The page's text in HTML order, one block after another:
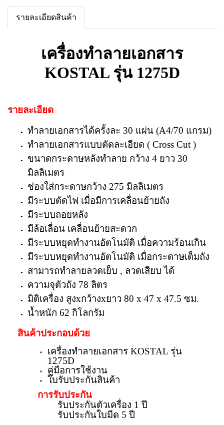
รายละเอียดสินค้า
เครื่องทำลายเอกสาร
KOSTAL รุ่น 1275D
รายละเอียด
ทำลายเอกสารได้ครั้งละ 30 แผ่น (A4/70 แกรม)
ทำลายเอกสารแบบตัดละเอียด ( Cross Cut )
ขนาดกระดาษหลังทำลาย กว้าง 4 ยาว 30
มิลลิเมตร
ช่องใส่กระดาษกว้าง 275 มิลลิเมตร
มีระบบตัดไฟ เมื่อมีการเคลื่อนย้ายถัง
มีระบบถอยหลัง
มีล้อเลื่อน เคลื่อนย้ายสะดวก
มีระบบหยุดทำงานอัตโนมัติ เมื่อความร้อนเกิน
มีระบบหยุดทำงานอัตโนมัติ เมื่อกระดาษเต็มถัง
สามารถทำลายลวดเย็บ , ลวดเสียบ ได้
ความจุตัวถัง 78 ลิตร
มิติเครื่อง สูงxกว้างxยาว 80 x 47 x 47.5 ซม.
น้ำหนัก 62 กิโลกรัม
สินค้าประกอบด้วย
เครื่องทำลายเอกสาร KOSTAL รุ่น
1275D
คู่มือการใช้งาน
ใบรับประกันสินค้า
การรับประกัน
รับประกันตัวเครื่อง 1 ปี
รับประกันใบมีด 5 ปี